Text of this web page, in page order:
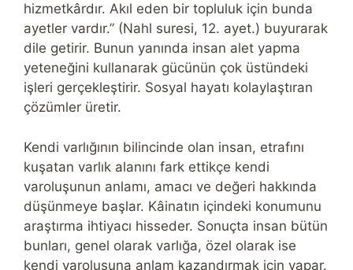
hizmetkârdır. Akıl eden bir topluluk için bunda
ayetler vardır.” (Nahl suresi, 12. ayet.) buyurarak
dile getirir. Bunun yanında insan alet yapma
yeteneğini kullanarak gücünün çok üstündeki
işleri gerçekleştirir. Sosyal hayatı kolaylaştıran
çözümler üretir.
Kendi varlığının bilincinde olan insan, etrafını
kuşatan varlık alanını fark ettikçe kendi
varoluşunun anlamı, amacı ve değeri hakkında
düşünmeye başlar. Kâinatın içindeki konumunu
araştırma ihtiyacı hisseder. Sonuçta insan bütün
bunları, genel olarak varlığa, özel olarak ise
kendi varoluşuna anlam kazandırmak için yapar.